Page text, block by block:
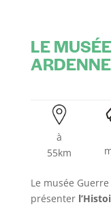
LE
à
55km
​Le musée
présenter